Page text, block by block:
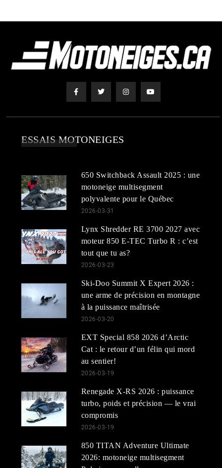
ESSAIS MOTONEIGES
650 Switchback Assault 2025 : une
motoneige multisegment
polyvalente pour le Québec
2026-03-31
Lynx Shredder RE 3700 2027 avec
moteur 850 E-TEC Turbo R : c’est
tout que tu as?
2026-03-23
Ski-Doo Summit X Expert 2026 :
une arme de précision en montagne
à la puissance maîtrisée
2026-03-20
EXT Special 858 2026 d’Arctic
Cat : le retour d’un félin qui mord
au sentier!
2026-03-19
Renegade X-RS 2026 : puissance
turbo, poids et précision — le vrai
compromis
2026-03-19
850 TITAN Adventure Ultimate
2026: motoneige multisegment